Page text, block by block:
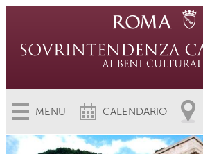
MENU CALENDARIO